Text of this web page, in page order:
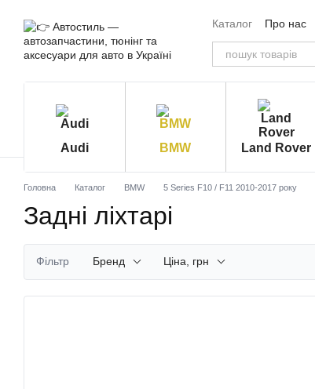
Каталог
Про нас
Угода
Audi BMW Land Rover
Головна Каталог BMW 5 Series F10 / F11 2010-2017 року
Задні ліхтарі
Фільтр Бренд Ціна, грн